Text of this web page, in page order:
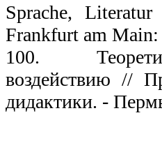
Sprache,
Frankfurt am Main:
100.
воздействию //
дидактики. -